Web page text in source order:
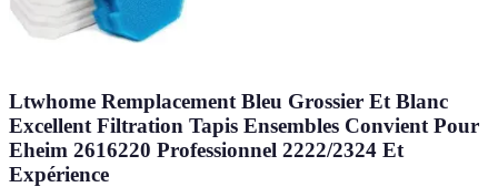
Ltwhome Remplacement Bleu Grossier Et Blanc
Excellent Filtration Tapis Ensembles Convient Pour
Eheim 2616220 Professionnel 2222/2324 Et
Expérience